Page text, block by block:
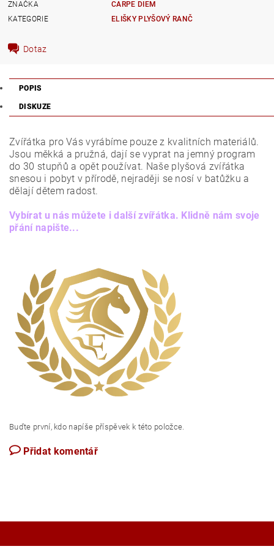
ZNAČKA
CARPE DIEM
KATEGORIE
ELIŠKY PLYŠOVÝ RANČ
Dotaz
POPIS
DISKUZE
Zvířátka pro Vás vyrábíme pouze z kvalitních materiálů.
Jsou měkká a pružná, dají se vyprat na jemný program
do 30 stupňů a opět používat. Naše plyšová zvířátka
snesou i pobyt v přírodě, nejraději se nosí v batůžku a
dělají dětem radost.
Vybírat u nás můžete i další zvířátka. Klidně nám svoje
přání napište...
Buďte první, kdo napíše příspěvek k této položce.
Přidat komentář